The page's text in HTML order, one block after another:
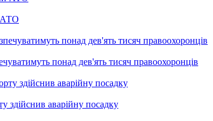
АТО
понад дев'ять тисяч правоохоронців
здійснив аварійну посадку